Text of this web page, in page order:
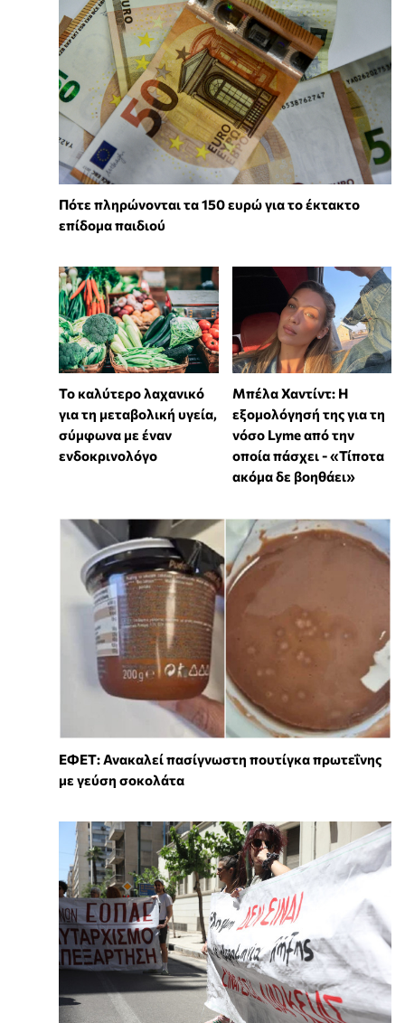
Πότε πληρώνονται τα 150 ευρώ για το έκτακτο
επίδομα παιδιού
Το καλύτερο λαχανικό
για τη μεταβολική υγεία,
σύμφωνα με έναν
ενδοκρινολόγο
Μπέλα Χαντίντ: Η
εξομολόγησή της για τη
νόσο Lyme από την
οποία πάσχει - «Τίποτα
ακόμα δε βοηθάει»
ΕΦΕΤ: Ανακαλεί πασίγνωστη πουτίγκα πρωτεΐνης
με γεύση σοκολάτα